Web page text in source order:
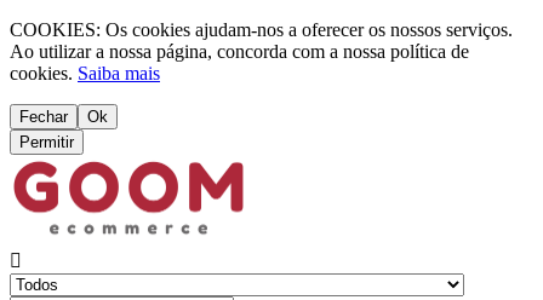
COOKIES: Os cookies ajudam-nos a oferecer os nossos serviços.
Ao utilizar a nossa página, concorda com a nossa política de
cookies. Saiba mais
Fechar
Ok
Permitir
